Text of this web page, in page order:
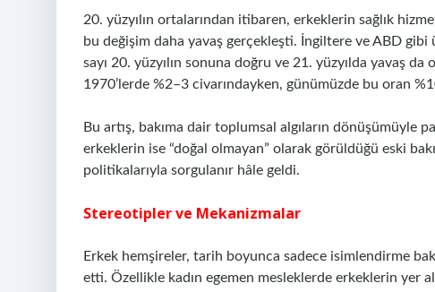
20. yüzyılın ortalarından itibaren, erkeklerin sağlık
bu değişim daha yavaş gerçekleşti. İngiltere ve ABD gibi
sayı 20. yüzyılın sonuna doğru ve 21. yüzyılda yavaş
1970’lerde %2–3 civarındayken, günümüzde bu oran
Bu artış, bakıma dair toplumsal algıların dönüşümüyle
erkeklerin ise “doğal olmayan” olarak görüldüğü eski
politikalarıyla sorgulanır hâle geldi.
Stereotipler ve Mekanizmalar
Erkek hemşireler, tarih boyunca sadece isimlendirme
etti. Özellikle kadın egemen mesleklerde erkeklerin yer